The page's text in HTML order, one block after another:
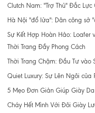
Clutch Nam: "Trợ Thủ" Đắc
Hà Nội "đổ lửa": Dân công sở
Sự Kết Hợp Hoàn Hảo: Loafer
Thời Trang Đầy Phong Cách
Thời Trang Chậm: Đầu Tư vào
Quiet Luxury: Sự Lên Ngôi của
5 Mẹo Đơn Giản Giúp Giày
Cháy Hết Mình Với Đôi Giày